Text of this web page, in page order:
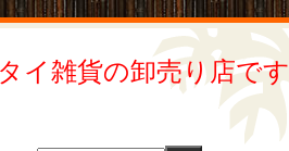
イ雑貨の卸売り店です